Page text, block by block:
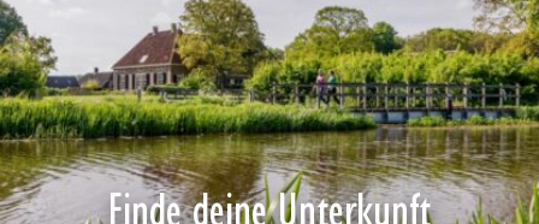
Finde deine Unterkunft